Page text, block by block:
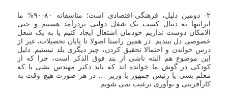
۲- دومین دلیل، فرهنگی-اقتصادی است؛ متاسفانه ۸۰-۹۰% ما
ایرانیها به دنبال کسب یک شغل دولتی پردرآمد هستیم و حتی
الامکان دوست نداریم خودمان اشتغال ایجاد کنیم یا به یک شغل
خصوصی دل ببندیم. در همین راستا اصولا تا پایان تحصیلات، غیر از
درس خواندن و احتمالا تحقیق کردن، چیز دیگری بلد نیستیم. دلیل
این موضوع هم البته ناشی از بند فوق الذکر است، چرا که از
کودکی در گوش ما خوانده اند که باید دکتر مهندس بشی یا که
معلم بشی یا رئیس جمهور یا وزیر … در هر صورت هیچ وقت به
کارآفرینی و نوآوری ترغیب نمی شویم.